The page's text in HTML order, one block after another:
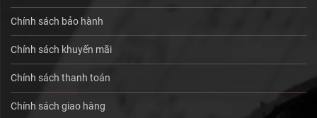
Chính sách bảo hành
Chính sách khuyến mãi
Chính sách thanh toán
Chính sách giao hàng